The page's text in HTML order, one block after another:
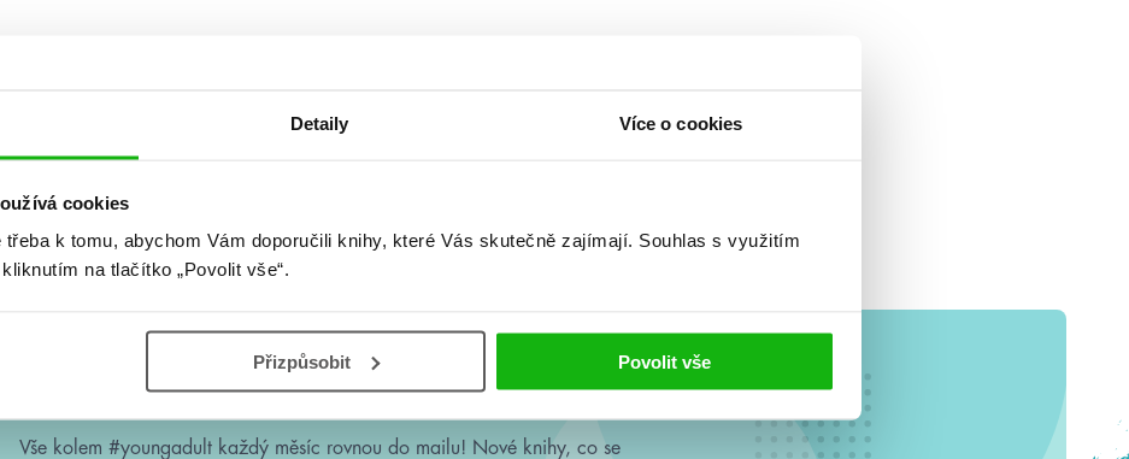
Detaily Více o cookies
cookies
třeba k tomu, abychom Vám doporučili knihy, které Vás skutečně zajímají. Souhlas s využitím
na tlačítko „Povolit vše“.
Přizpůsobit Povolit vše
#HumbookNews
Vše kolem #youngadult každý měsíc rovnou do mailu! Nové knihy, co se